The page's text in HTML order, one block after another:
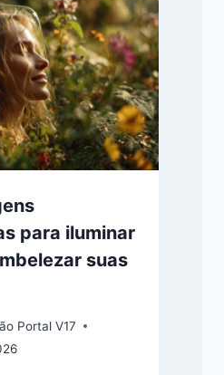
para iluminar
suas
Portal V17